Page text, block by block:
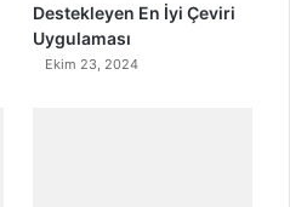
Destekleyen En İyi Çeviri
Uygulaması
Ekim 23, 2024